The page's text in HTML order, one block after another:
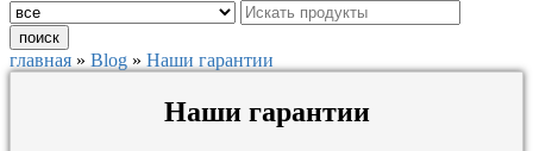
поиск
главная » Blog » Наши гарантии
Наши гарантии